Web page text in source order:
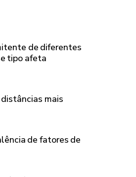
de diferentes
tipo afeta
mais
de fatores de